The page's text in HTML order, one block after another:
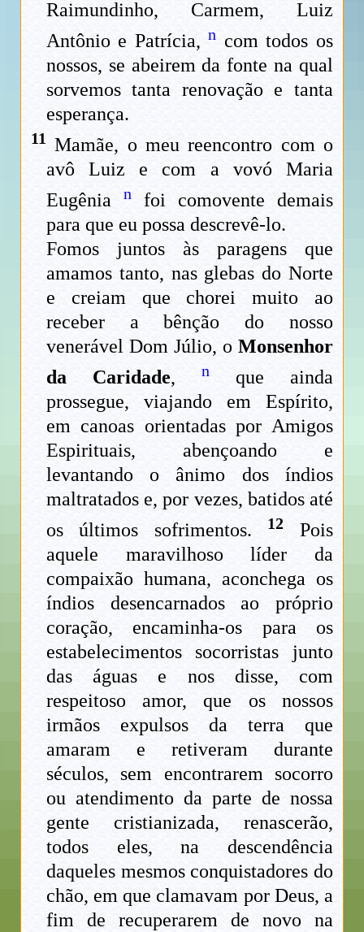
Raimundinho, Carmem, Luiz
Antônio e Patrícia,n com todos os
nossos, se abeirem da fonte na qual
sorvemos tanta renovação e tanta
esperança.
11 Mamãe, o meu reencontro com o
avô Luiz e com a vovó Maria
Eugênia nfoi comovente demais
para que eu possa descrevê-lo.
Fomos juntos às paragens que
amamos tanto, nas glebas do Norte
e creiam que chorei muito ao
receber a bênção do nosso
venerável Dom Júlio, o Monsenhor
da Caridade, nque ainda
prossegue, viajando em Espírito,
em canoas orientadas por Amigos
Espirituais, abençoando e
levantando o ânimo dos índios
maltratados e, por vezes, batidos até
os últimos sofrimentos.
12
Pois
aquele maravilhoso líder da
compaixão humana, aconchega os
índios desencarnados ao próprio
coração, encaminha-os para os
estabelecimentos socorristas junto
das águas e nos disse, com
respeitoso amor, que os nossos
irmãos expulsos da terra que
amaram e retiveram durante
séculos, sem encontrarem socorro
ou atendimento da parte de nossa
gente cristianizada, renascerão,
todos eles, na descendência
daqueles mesmos conquistadores do
chão, em que clamavam por Deus, a
fim de recuperarem de novo na